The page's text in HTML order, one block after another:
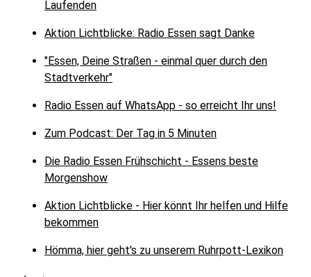
Laufenden
Aktion Lichtblicke: Radio Essen sagt Danke
"Essen, Deine Straßen - einmal quer durch den
Stadtverkehr"
Radio Essen auf WhatsApp - so erreicht Ihr uns!
Zum Podcast: Der Tag in 5 Minuten
Die Radio Essen Frühschicht - Essens beste
Morgenshow
Aktion Lichtblicke - Hier könnt Ihr helfen und Hilfe
bekommen
Hömma, hier geht's zu unserem Ruhrpott-Lexikon